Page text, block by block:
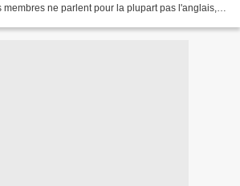
ne parlent pour la plupart pas l'anglais,